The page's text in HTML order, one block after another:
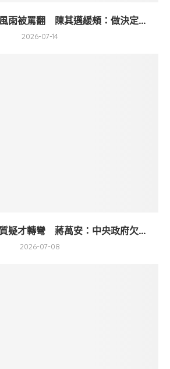
雨被罵翻 陳其邁緩頰：做決定...
2026-07-14
疑才轉彎 蔣萬安：中央政府欠...
2026-07-08